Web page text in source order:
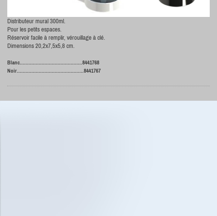
Distributeur mural 300ml.
Pour les petits espaces.
Réservoir facile à remplir, vérouillage à clé.
Dimensions 20,2x7,5x5,8 cm.
Blanc...........................................8441768
Noir..............................................8441767